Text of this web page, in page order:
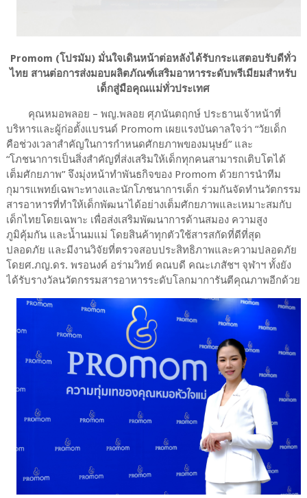
Promom (โปรมัม) มั่นใจเดินหน้าต่อหลังได้รับกระแสตอบรับดีทั่ว
ไทย สานต่อการส่งมอบผลิตภัณฑ์เสริมอาหารระดับพรีเมียมสำหรับ
เด็กสู่มือคุณแม่ทั่วประเทศ
คุณหมอพลอย – พญ.พลอย ศุภนันตฤกษ์ ประธานเจ้าหน้าที่
บริหารและผู้ก่อตั้งแบรนด์ Promom เผยแรงบันดาลใจว่า “วัยเด็ก
คือช่วงเวลาสำคัญในการกำหนดศักยภาพของมนุษย์” และ
“โภชนาการเป็นสิ่งสำคัญที่ส่งเสริมให้เด็กทุกคนสามารถเติบโตได้
เต็มศักยภาพ” จึงมุ่งหน้าทำพันธกิจของ Promom ด้วยการนำทีม
กุมารแพทย์เฉพาะทางและนักโภชนาการเด็ก ร่วมกันจัดทำนวัตกรรม
สารอาหารที่ทำให้เด็กพัฒนาได้อย่างเต็มศักยภาพและเหมาะสมกับ
เด็กไทยโดยเฉพาะ เพื่อส่งเสริมพัฒนาการด้านสมอง ความสูง
ภูมิคุ้มกัน และน้ำนมแม่ โดยสินค้าทุกตัวใช้สารสกัดที่ดีที่สุด
ปลอดภัย และมีงานวิจัยที่ตรวจสอบประสิทธิภาพและความปลอดภัย
โดยศ.ภญ.ดร. พรอนงค์ อร่ามวิทย์ คณบดี คณะเภสัชฯ จุฬาฯ ทั้งยัง
ได้รับรางวัลนวัตกรรมสารอาหารระดับโลกมาการันตีคุณภาพอีกด้วย